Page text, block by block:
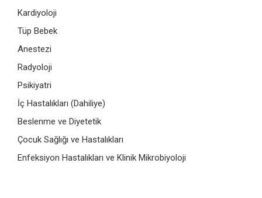
Kardiyoloji
Tüp Bebek
Anestezi
Radyoloji
Psikiyatri
İç Hastalıkları (Dahiliye)
Beslenme ve Diyetetik
Çocuk Sağlığı ve Hastalıkları
Enfeksiyon Hastalıkları ve Klinik Mikrobiyoloji